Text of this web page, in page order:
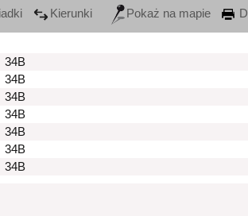
Kierunki Pokaż na mapie
34B
34B
34B
34B
34B
34B
34B